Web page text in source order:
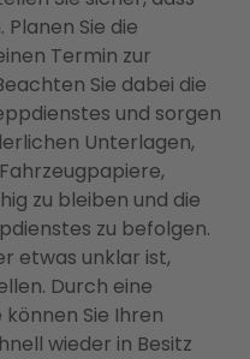
Sie die
Termin zur
Sie dabei die
und sorgen
Unterlagen,
zu bleiben und die
zu befolgen.
etwas unklar ist,
Durch eine
Sie Ihren
wieder in Besitz